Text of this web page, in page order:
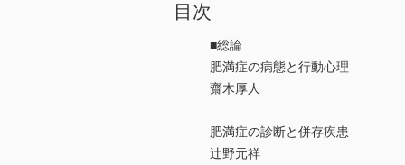
目次
■総論
肥満症の病態と行動心理
齋木厚人
肥満症の診断と併存疾患
辻野元祥